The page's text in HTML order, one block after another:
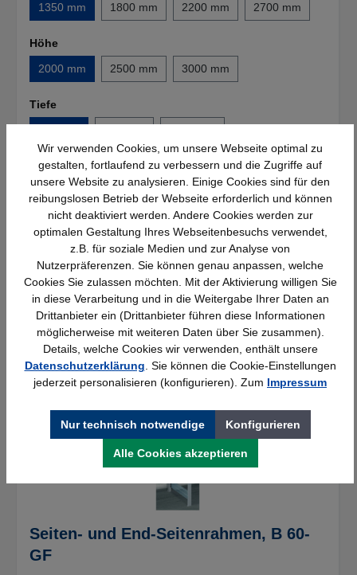
1350 mm
1800 mm 2200 mm 2700 mm
Höhe
2000 mm
2500 mm 3000 mm
Tiefe
Details
321,66 €*
Verfügbar
Seiten- und End-Seitenrahmen, B 60-
GF
Wir verwenden Cookies, um unsere Webseite optimal zu
gestalten, fortlaufend zu verbessern und die Zugriffe auf
unsere Website zu analysieren. Einige Cookies sind für den
reibungslosen Betrieb der Webseite erforderlich und können
nicht deaktiviert werden. Andere Cookies werden zur
optimalen Gestaltung Ihres Webseitenbesuchs verwendet,
z.B. für soziale Medien und zur Analyse von
Nutzerpräferenzen. Sie können genau anpassen, welche
Cookies Sie zulassen möchten. Mit der Aktivierung willigen Sie
in diese Verarbeitung und in die Weitergabe Ihrer Daten an
Drittanbieter ein (Drittanbieter führen diese Informationen
möglicherweise mit weiteren Daten über Sie zusammen).
Details, welche Cookies wir verwenden, enthält unsere
Datenschutzerklärung . Sie können die Cookie-Einstellungen
jederzeit personalisieren (konfigurieren). Zum Impressum
Nur technisch notwendige Konfigurieren
Alle Cookies akzeptieren